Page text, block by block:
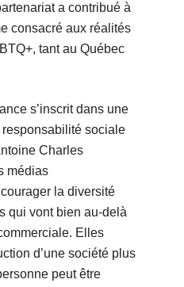
a contribué à
consacré aux réalités
tant au Québec
s’inscrit dans une
sociale
Charles
médias
la diversité
qui vont bien au-delà
Elles
d’une société plus
peut être